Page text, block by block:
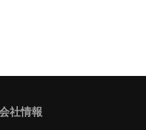
社情報